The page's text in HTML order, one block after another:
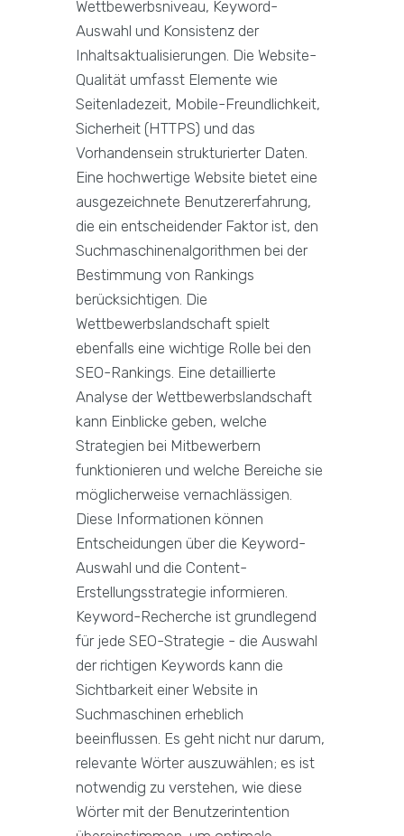
Wettbewerbsniveau, Keyword-
Auswahl und Konsistenz der
Inhaltsaktualisierungen. Die Website-
Qualität umfasst Elemente wie
Seitenladezeit, Mobile-Freundlichkeit,
Sicherheit (HTTPS) und das
Vorhandensein strukturierter Daten.
Eine hochwertige Website bietet eine
ausgezeichnete Benutzererfahrung,
die ein entscheidender Faktor ist, den
Suchmaschinenalgorithmen bei der
Bestimmung von Rankings
berücksichtigen. Die
Wettbewerbslandschaft spielt
ebenfalls eine wichtige Rolle bei den
SEO-Rankings. Eine detaillierte
Analyse der Wettbewerbslandschaft
kann Einblicke geben, welche
Strategien bei Mitbewerbern
funktionieren und welche Bereiche sie
möglicherweise vernachlässigen.
Diese Informationen können
Entscheidungen über die Keyword-
Auswahl und die Content-
Erstellungsstrategie informieren.
Keyword-Recherche ist grundlegend
für jede SEO-Strategie - die Auswahl
der richtigen Keywords kann die
Sichtbarkeit einer Website in
Suchmaschinen erheblich
beeinflussen. Es geht nicht nur darum,
relevante Wörter auszuwählen; es ist
notwendig zu verstehen, wie diese
Wörter mit der Benutzerintention